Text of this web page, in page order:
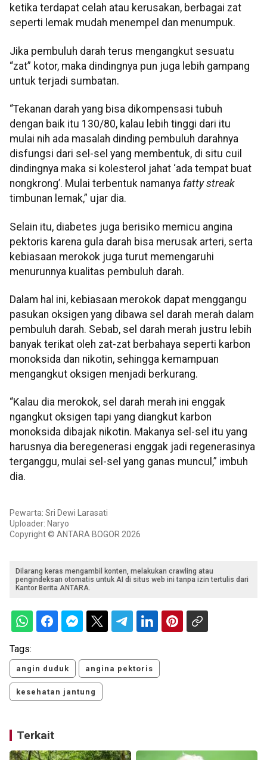
ketika terdapat celah atau kerusakan, berbagai zat
seperti lemak mudah menempel dan menumpuk.
Jika pembuluh darah terus mengangkut sesuatu
“zat” kotor, maka dindingnya pun juga lebih gampang
untuk terjadi sumbatan.
“Tekanan darah yang bisa dikompensasi tubuh
dengan baik itu 130/80, kalau lebih tinggi dari itu
mulai nih ada masalah dinding pembuluh darahnya
disfungsi dari sel-sel yang membentuk, di situ cuil
dindingnya maka si kolesterol jahat ‘ada tempat buat
nongkrong’. Mulai terbentuk namanya fatty streak
timbunan lemak,” ujar dia.
Selain itu, diabetes juga berisiko memicu angina
pektoris karena gula darah bisa merusak arteri, serta
kebiasaan merokok juga turut memengaruhi
menurunnya kualitas pembuluh darah.
Dalam hal ini, kebiasaan merokok dapat menggangu
pasukan oksigen yang dibawa sel darah merah dalam
pembuluh darah. Sebab, sel darah merah justru lebih
banyak terikat oleh zat-zat berbahaya seperti karbon
monoksida dan nikotin, sehingga kemampuan
mengangkut oksigen menjadi berkurang.
“Kalau dia merokok, sel darah merah ini enggak
ngangkut oksigen tapi yang diangkut karbon
monoksida dibajak nikotin. Makanya sel-sel itu yang
harusnya dia beregenerasi enggak jadi regenerasinya
terganggu, mulai sel-sel yang ganas muncul,” imbuh
dia.
Pewarta: Sri Dewi Larasati
Uploader: Naryo
Copyright © ANTARA BOGOR 2026
Dilarang keras mengambil konten, melakukan crawling atau
pengindeksan otomatis untuk AI di situs web ini tanpa izin tertulis dari
Kantor Berita ANTARA.
Tags:
angin duduk angina pektoris
kesehatan jantung
Terkait